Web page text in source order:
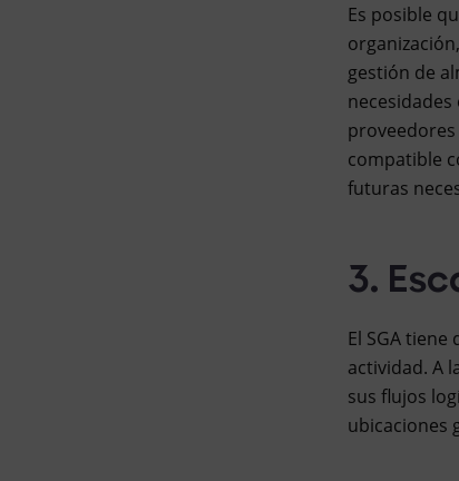
Es posible
gestión de
compatible
futuras
3.
El SGA
actividad. A
sus flujos
ubicaciones